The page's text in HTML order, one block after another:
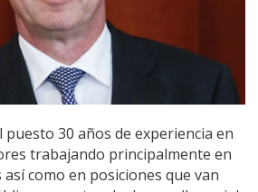
30 años de experiencia en
trabajando principalmente en
como en posiciones que van